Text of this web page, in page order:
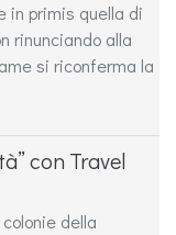
in primis quella di
rinunciando alla
si riconferma la
con Travel
della